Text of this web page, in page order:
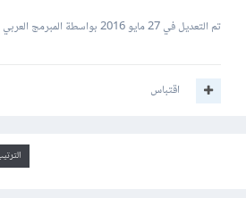
تم التعديل في27 مايو 2016 بواسطة المبرمج العربي
اقتباس